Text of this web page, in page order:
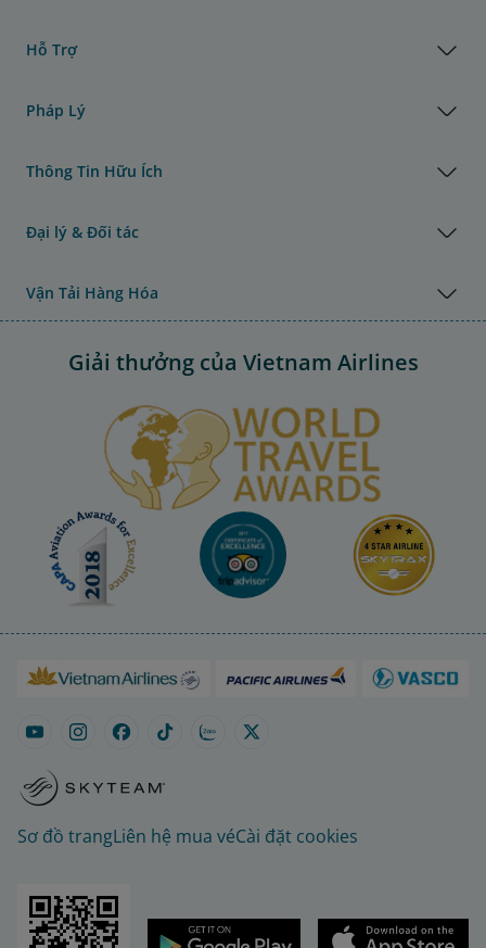
Hỗ Trợ
Pháp Lý
Thông Tin Hữu Ích
Đại lý & Đối tác
Vận Tải Hàng Hóa
Giải thưởng của Vietnam Airlines
Sơ đồ trangLiên hệ mua véCài đặt cookies